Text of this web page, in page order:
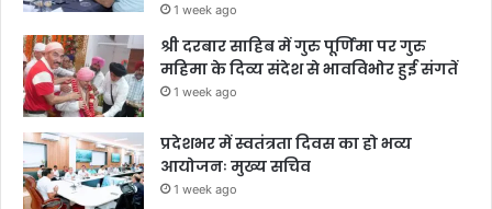
1 week ago
श्री दरबार साहिब में गुरु पूर्णिमा पर गुरु
महिमा के दिव्य संदेश से भावविभोर हुई संगतें
1 week ago
प्रदेशभर में स्वतंत्रता दिवस का हो भव्य
आयोजनः मुख्य सचिव
1 week ago